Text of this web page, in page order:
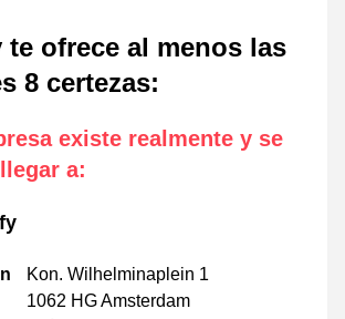
ofrece al menos las
8 certezas:
existe realmente y se
a:
Kon. Wilhelminaplein 1
1062 HG Amsterdam